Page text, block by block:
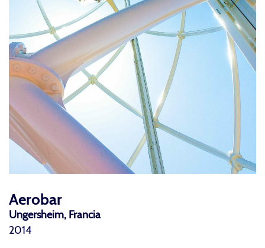
Aerobar
Ungersheim, Francia
2014